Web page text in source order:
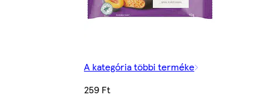
A kategória többi terméke
259 Ft